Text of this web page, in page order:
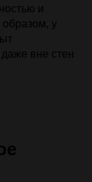
и
у
вне стен